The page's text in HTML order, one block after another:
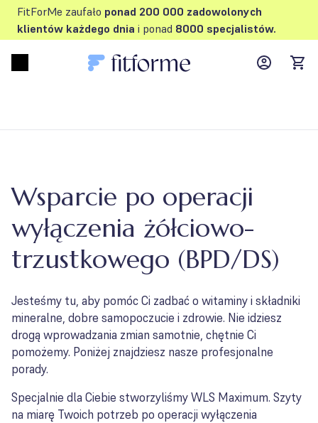
FitForMe zaufało ponad 200 000 zadowolonych
klientów każdego dnia i ponad 8000 specjalistów.
MyFFM
Wsparcie po operacji
wyłączenia żółciowo-
trzustkowego (BPD/DS)
Jesteśmy tu, aby pomóc Ci zadbać o witaminy i składniki
mineralne, dobre samopoczucie i zdrowie. Nie idziesz
drogą wprowadzania zmian samotnie, chętnie Ci
pomożemy. Poniżej znajdziesz nasze profesjonalne
porady.
Specjalnie dla Ciebie stworzyliśmy WLS Maximum. Szyty
na miarę Twoich potrzeb po operacji wyłączenia